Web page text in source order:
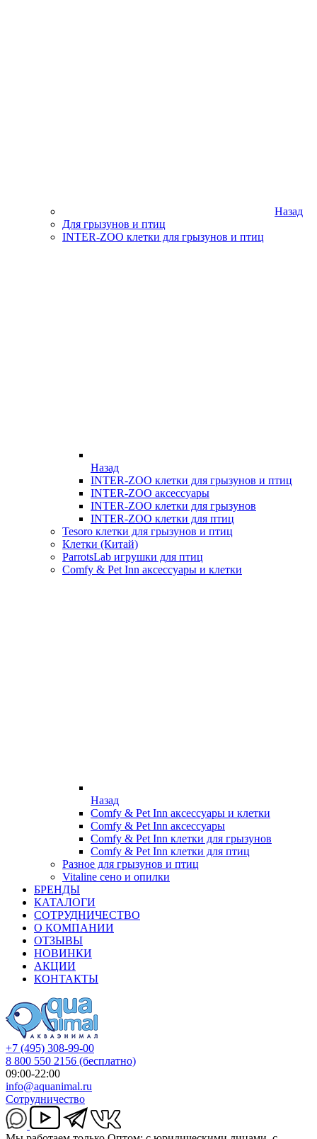
Назад
Для грызунов и птиц
INTER-ZOO клетки для грызунов и птиц
Назад
INTER-ZOO клетки для грызунов и птиц
INTER-ZOO аксессуары
INTER-ZOO клетки для грызунов
INTER-ZOO клетки для птиц
Tesoro клетки для грызунов и птиц
Клетки (Китай)
ParrotsLab игрушки для птиц
Comfy & Pet Inn аксессуары и клетки
Назад
Comfy & Pet Inn аксессуары и клетки
Comfy & Pet Inn аксессуары
Comfy & Pet Inn клетки для грызунов
Comfy & Pet Inn клетки для птиц
Разное для грызунов и птиц
Vitaline сено и опилки
БРЕНДЫ
КАТАЛОГИ
СОТРУДНИЧЕСТВО
О КОМПАНИИ
ОТЗЫВЫ
НОВИНКИ
АКЦИИ
КОНТАКТЫ
+7 (495) 308-99-00
8 800 550 2156 (бесплатно)
09:00-22:00
info@aquanimal.ru
Сотрудничество